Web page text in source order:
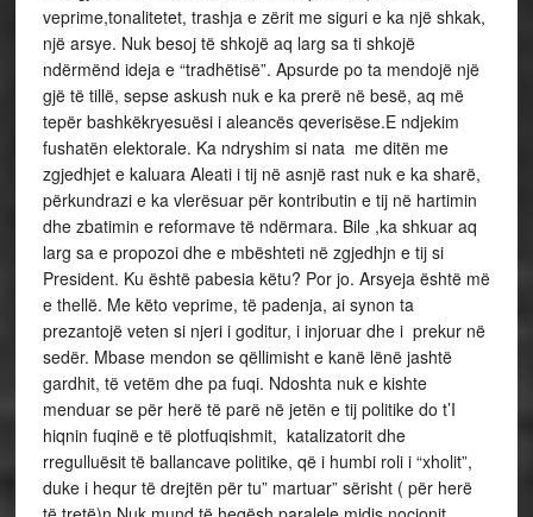
veprime,tonalitetet, trashja e zërit me siguri e ka një shkak,
një arsye. Nuk besoj të shkojë aq larg sa ti shkojë
ndërmënd ideja e “tradhëtisë”. Apsurde po ta mendojë një
gjë të tillë, sepse askush nuk e ka prerë në besë, aq më
tepër bashkëkryesuësi i aleancës qeverisëse.E ndjekim
fushatën elektorale. Ka ndryshim si nata me ditën me
zgjedhjet e kaluara Aleati i tij në asnjë rast nuk e ka sharë,
përkundrazi e ka vlerësuar për kontributin e tij në hartimin
dhe zbatimin e reformave të ndërmara. Bile ,ka shkuar aq
larg sa e propozoi dhe e mbështeti në zgjedhjn e tij si
President. Ku është pabesia këtu? Por jo. Arsyeja është më
e thellë. Me këto veprime, të padenja, ai synon ta
prezantojë veten si njeri i goditur, i injoruar dhe i prekur në
sedër. Mbase mendon se qëllimisht e kanë lënë jashtë
gardhit, të vetëm dhe pa fuqi. Ndoshta nuk e kishte
menduar se për herë të parë në jetën e tij politike do t’I
hiqnin fuqinë e të plotfuqishmit, katalizatorit dhe
rregulluësit të ballancave politike, që i humbi roli i “xholit”,
duke i hequr të drejtën për tu” martuar” sërisht ( për herë